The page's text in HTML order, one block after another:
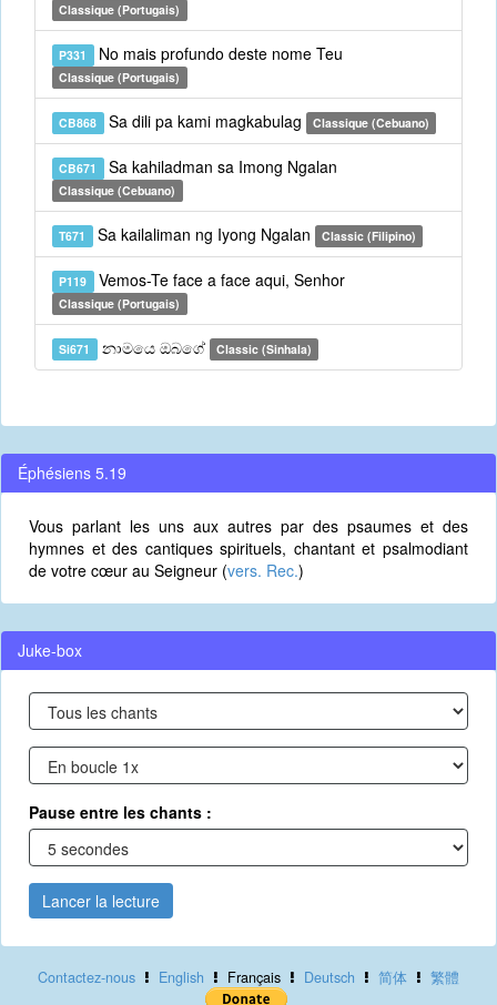
Classique (Portugais)
P331 No mais profundo deste nome Teu
Classique (Portugais)
CB868 Sa dili pa kami magkabulag Classique (Cebuano)
CB671 Sa kahiladman sa Imong Ngalan
Classique (Cebuano)
T671 Sa kailaliman ng Iyong Ngalan Classic (Filipino)
P119 Vemos-Te face a face aqui, Senhor
Classique (Portugais)
Si671 නාමයෙ ඔබගේ Classic (Sinhala)
Éphésiens 5.19
Vous parlant les uns aux autres par des psaumes et des
hymnes et des cantiques spirituels, chantant et psalmodiant
de votre cœur au Seigneur (vers. Rec.)
Juke-box
Pause entre les chants :
Lancer la lecture
Contactez-nous English Français Deutsch 简体 繁體